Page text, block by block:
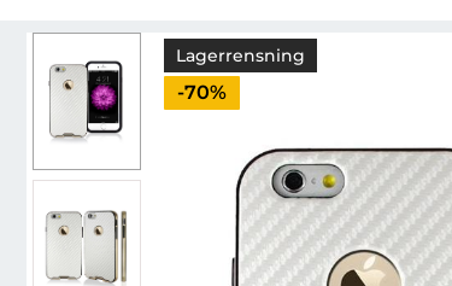
Lagerrensning
Priset är nedsatt med
-70%